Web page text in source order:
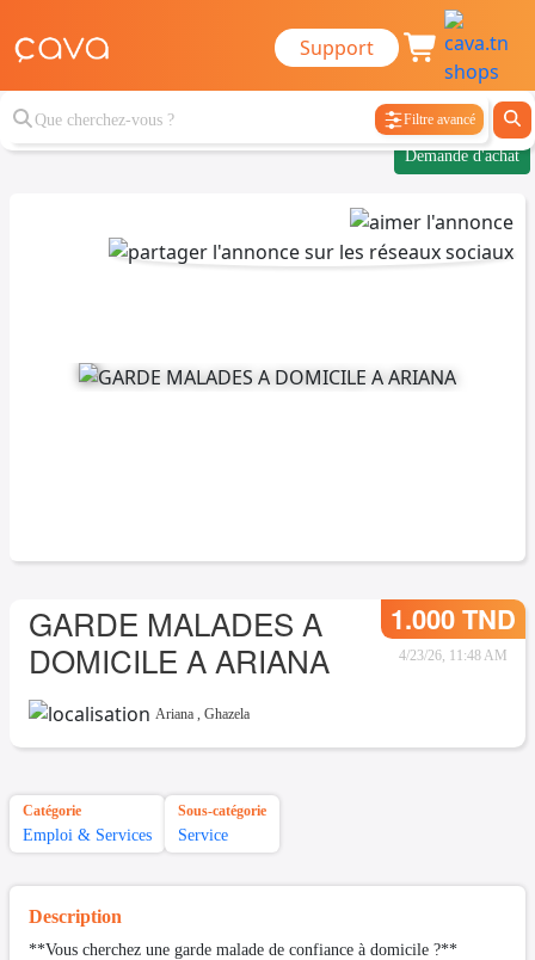
Support
Filtre avancé
Demande d'achat
GARDE MALADES A
DOMICILE A ARIANA
1.000 TND
4/23/26, 11:48 AM
Ariana , Ghazela
Catégorie
Emploi & Services
Sous-catégorie
Service
Description
**Vous cherchez une garde malade de confiance à domicile ?**